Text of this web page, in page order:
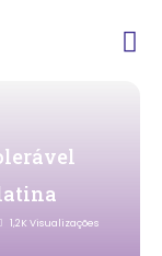
1,2K Visualizações